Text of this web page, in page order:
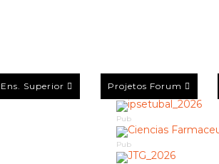
Ens. Superior Projetos Forum
Pub
Pub